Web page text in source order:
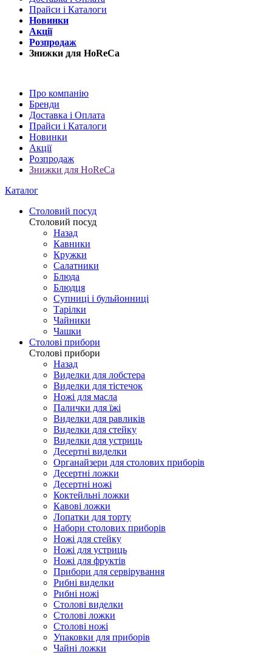
Прайси і Каталоги
Новинки
Акції
Розпродаж
Знижки для HoReCa
Про компанію
Бренди
Доставка і Оплата
Прайси і Каталоги
Новинки
Акції
Розпродаж
Знижки для HoReCa
Каталог
Столовий посуд
Столовий посуд
Назад
Кавники
Кружки
Салатники
Блюда
Блюдця
Супниці і бульйонниці
Тарілки
Чайники
Чашки
Столові прибори
Столові прибори
Назад
Виделки для лобстера
Виделки для тістечок
Ножі для масла
Палички для їжі
Виделки для равликів
Виделки для стейку
Виделки для устриць
Десертні виделки
Органайзери для столових приборів
Десертні ложки
Десертні ножі
Коктейльні ложки
Кавові ложки
Лопатки для торту
Набори столових приборів
Ножі для стейку
Ножі для устриць
Ножі для фруктів
Прибори для сервірування
Рибні виделки
Рибні ножі
Столові виделки
Столові ложки
Столові ножі
Упаковки для приборів
Чайні ложки